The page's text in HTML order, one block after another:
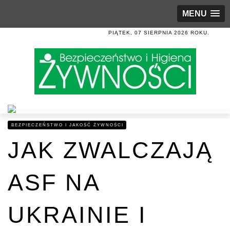
MENU
PIĄTEK, 07 SIERPNIA 2026 ROKU.
BEZPIECZEŃSTWO I JAKOŚĆ ŻYWNOŚCI
JAK ZWALCZAJĄ
ASF NA
UKRAINIE I